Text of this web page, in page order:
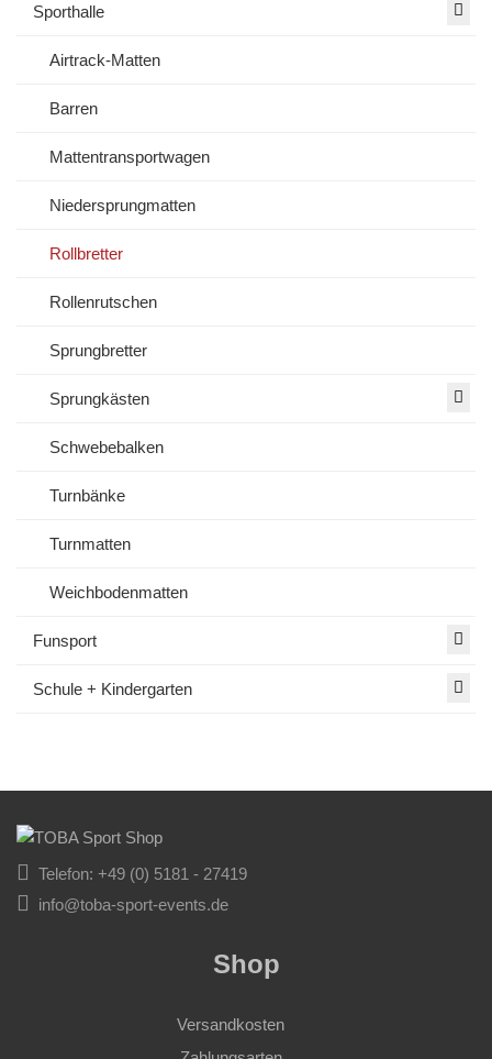
Sporthalle
Airtrack-Matten
Barren
Mattentransportwagen
Niedersprungmatten
Rollbretter
Rollenrutschen
Sprungbretter
Sprungkästen
Schwebebalken
Turnbänke
Turnmatten
Weichbodenmatten
Funsport
Schule + Kindergarten
Telefon: +49 (0) 5181 - 27419
info@toba-sport-events.de
Shop
Versandkosten